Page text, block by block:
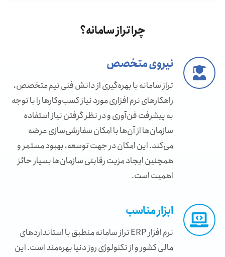
چرا تراز سامانه؟
نیروی متخصص
تراز سامانه با بهره‌گیری از دانش فنی تیم متخصص،
راهکارهای نرم افزاری مورد نیاز کسب‌وکارها را با توجه
به پیشرفت فن‌آوری و در نظر گرفتن نیاز استفاده
سازمان‌ها از آن‌ها با امکان سفارشی‌سازی عرضه
می‌کند. این امکان در جهت توسعه، بهبود مستمر و
همچنین ایجاد مزیت رقابتی سازمان‌ها بسیار حائز
اهمیت است.
ابزار مناسب
نرم افزار ERP تراز سامانه منطبق با استانداردهای
مالی کشور و از تکنولوژی روز دنیا بهره‎‌مند است. این